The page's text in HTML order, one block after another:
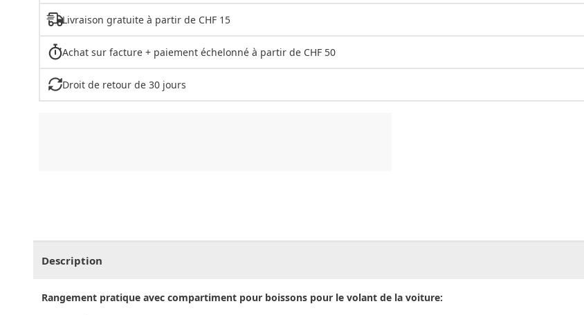
Livraison gratuite à partir de CHF 15
Achat sur facture + paiement échelonné à partir de CHF 50
Droit de retour de 30 jours
Description
Rangement pratique avec compartiment pour boissons pour le volant de la voiture: